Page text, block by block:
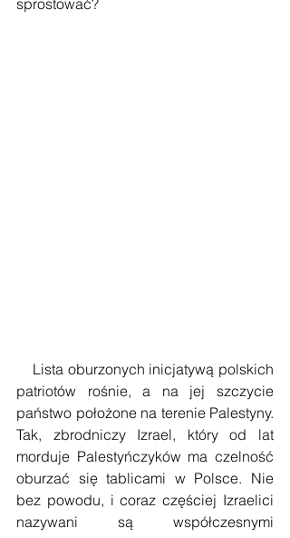
Lista oburzonych inicjatywą polskich
patriotów rośnie, a na jej szczycie
państwo położone na terenie Palestyny.
Tak, zbrodniczy Izrael, który od lat
morduje Palestyńczyków ma czelność
oburzać się tablicami w Polsce. Nie
bez powodu, i coraz częściej Izraelici
nazywani są współczesnymi